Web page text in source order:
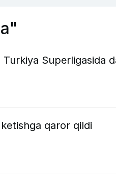
Superligasida
qaror qildi